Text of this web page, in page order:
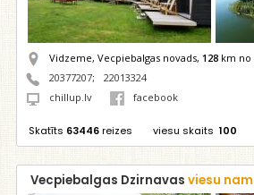
Vidzeme, Vecpiebalgas novads, 128 km no
20377207;
22013324
chillup.lv
facebook
Skatīts 63446reizes viesu skaits 100
Vecpiebalgas Dzirnavas viesu